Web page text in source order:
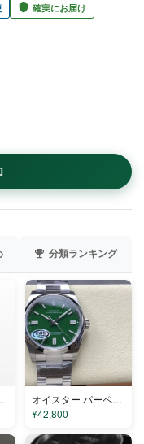
確実にお届け
分類ランキング
52508 コピー
オイスター パーペチュアル 18290GN コピー
¥42,800